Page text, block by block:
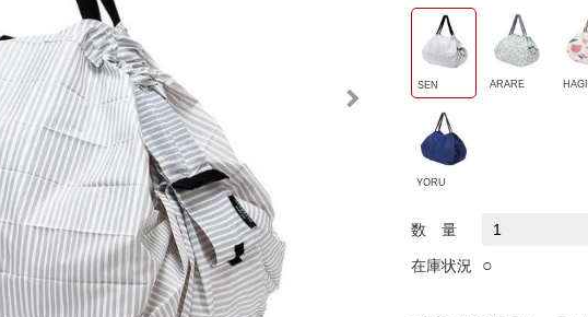
SEN ARARE
YORU
数 量
在庫状況 ○